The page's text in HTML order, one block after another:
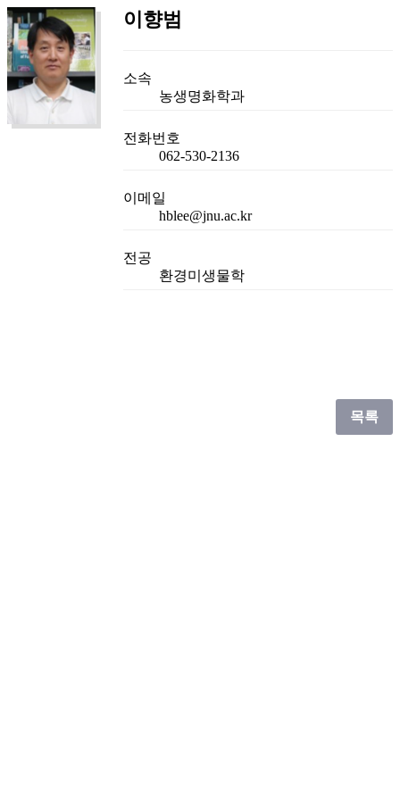
이향범
소속
농생명화학과
전화번호
062-530-2136
이메일
hblee@jnu.ac.kr
전공
환경미생물학